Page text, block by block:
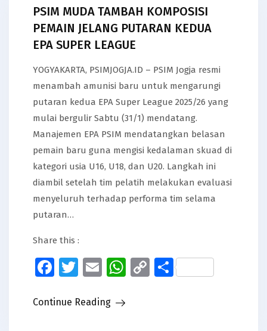
PSIM MUDA TAMBAH KOMPOSISI
PEMAIN JELANG PUTARAN KEDUA
EPA SUPER LEAGUE
YOGYAKARTA, PSIMJOGJA.ID – PSIM Jogja resmi
menambah amunisi baru untuk mengarungi
putaran kedua EPA Super League 2025/26 yang
mulai bergulir Sabtu (31/1) mendatang.
Manajemen EPA PSIM mendatangkan belasan
pemain baru guna mengisi kedalaman skuad di
kategori usia U16, U18, dan U20. Langkah ini
diambil setelah tim pelatih melakukan evaluasi
menyeluruh terhadap performa tim selama
putaran…
Share this :
Facebook
Twitter
EmailWhatsApp
CopyShare
Continue Reading